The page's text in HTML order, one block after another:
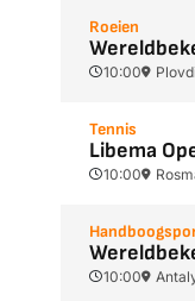
Roeien
10:00
Tennis
Libema
10:00
10:00